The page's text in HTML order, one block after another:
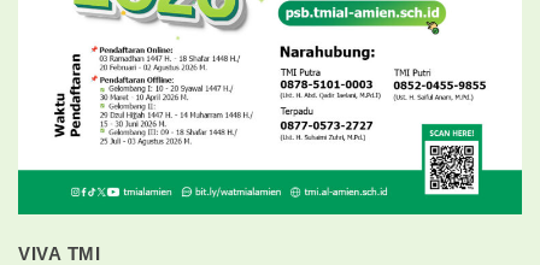
VIVA TMI